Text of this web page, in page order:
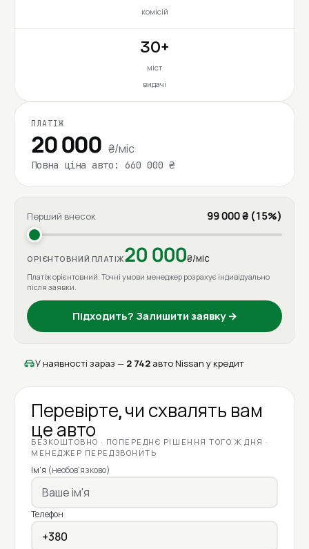
комісій
30+
міст
видачі
ПЛАТІЖ
20 000 ₴/міс
Повна ціна авто: 660 000 ₴
Перший внесок 99 000 ₴ (15%)
ОРІЄНТОВНИЙ ПЛАТІЖ20 000₴/міс
Платіж орієнтовний. Точні умови менеджер розрахує індивідуально
після заявки.
Підходить? Залишити заявку →
У наявності зараз — 2 742 авто Nissan у кредит
Перевірте, чи схвалять вам
це авто
БЕЗКОШТОВНО · ПОПЕРЕДНЄ РІШЕННЯ ТОГО Ж ДНЯ ·
МЕНЕДЖЕР ПЕРЕДЗВОНИТЬ
Ім'я (необов'язково)
Телефон